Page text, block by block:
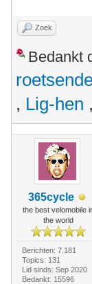
Zoek
Bedankt
, Lig-hen ,
365cycle
the best velomobile
the world
Berichten: 7.181
Topics: 131
Lid sinds: Sep 2020
Bedankt: 15596